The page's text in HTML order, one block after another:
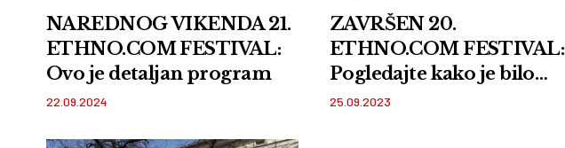
NAREDNOG VIKENDA 21.
ETHNO.COM FESTIVAL:
Ovo je detaljan program
22.09.2024
ZAVRŠEN 20.
ETHNO.COM FESTIVAL:
Pogledajte kako je bilo
FOTO i VIDEO
25.09.2023